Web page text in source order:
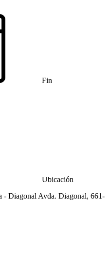
Fin
Ubicación
- Diagonal Avda. Diagonal, 661-